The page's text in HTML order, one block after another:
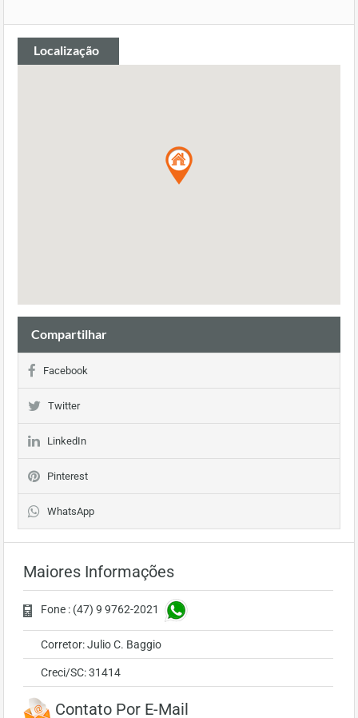
Localização
Compartilhar
Facebook
Twitter
LinkedIn
Pinterest
WhatsApp
Maiores Informações
Fone : (47) 9 9762-2021
Corretor: Julio C. Baggio
Creci/SC: 31414
Contato Por E-Mail